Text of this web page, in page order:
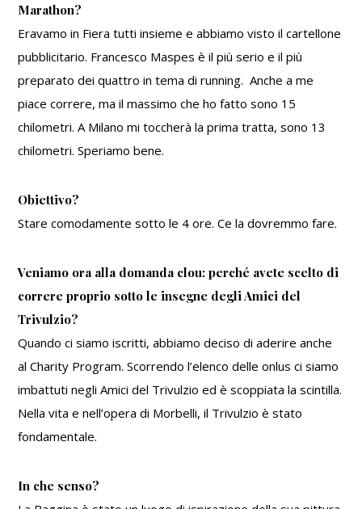
Marathon?
Eravamo in Fiera tutti insieme e abbiamo visto il cartellone
pubblicitario. Francesco Maspes è il più serio e il più
preparato dei quattro in tema di running. Anche a me
piace correre, ma il massimo che ho fatto sono 15
chilometri. A Milano mi toccherà la prima tratta, sono 13
chilometri. Speriamo bene.
Obiettivo?
Stare comodamente sotto le 4 ore. Ce la dovremmo fare.
Veniamo ora alla domanda clou: perché avete scelto di
correre proprio sotto le insegne degli Amici del
Trivulzio?
Quando ci siamo iscritti, abbiamo deciso di aderire anche
al Charity Program. Scorrendo l’elenco delle onlus ci siamo
imbattuti negli Amici del Trivulzio ed è scoppiata la scintilla.
Nella vita e nell’opera di Morbelli, il Trivulzio è stato
fondamentale.
In che senso?